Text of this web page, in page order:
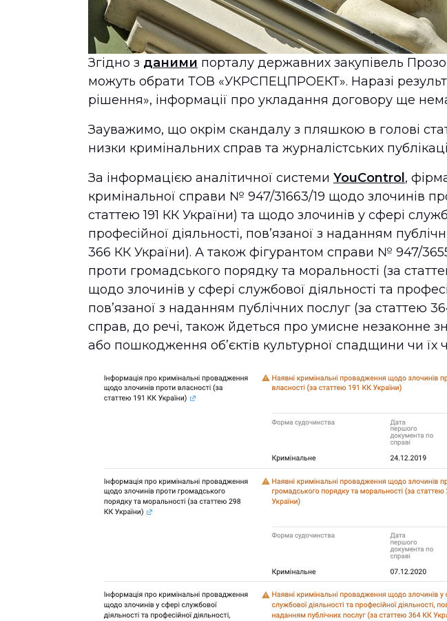
Згідно з даними порталу державних закупівель
можуть обрати ТОВ «УКРСПЕЦПРОЕКТ». Наразі
рішення», інформації про укладання договору ще
Зауважимо, що окрім скандалу з пляшкою в голові
низки кримінальних справ та журналістських
За інформацією аналітичної системи YouControl ,
кримінальної справи № 947/31663/19 щодо злочинів
статтею 191 КК України) та щодо злочинів у сфері
професійної діяльності, пов’язаної з наданням
366 КК України). А також фігурантом справи № 947/
проти громадського порядку та моральності (за
щодо злочинів у сфері службової діяльності та
пов’язаної з наданням публічних послуг (за статтею
справ, до речі, також йдеться про умисне незаконне
або пошкодження об’єктів культурної спадщини чи їх